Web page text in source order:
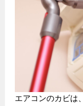
エアコンのカビは